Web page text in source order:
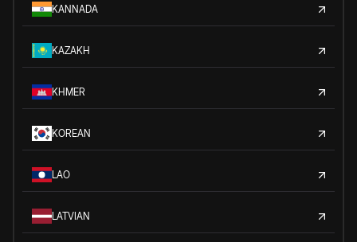
KANNADA
KAZAKH
KHMER
KOREAN
LAO
LATVIAN